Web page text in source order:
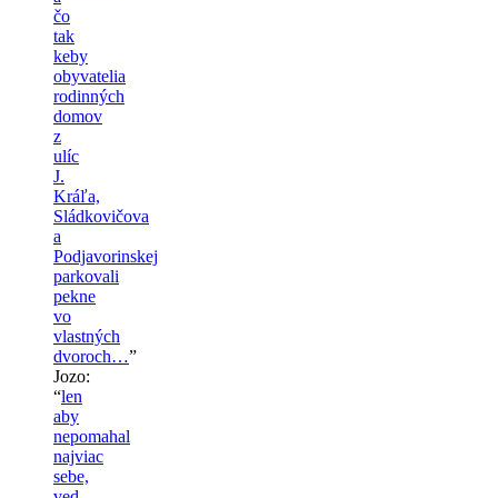
čo
tak
keby
obyvatelia
rodinných
domov
z
ulíc
J.
Kráľa,
Sládkovičova
a
Podjavorinskej
parkovali
pekne
vo
vlastných
dvoroch…”
Jozo:
“len
aby
nepomahal
najviac
sebe,